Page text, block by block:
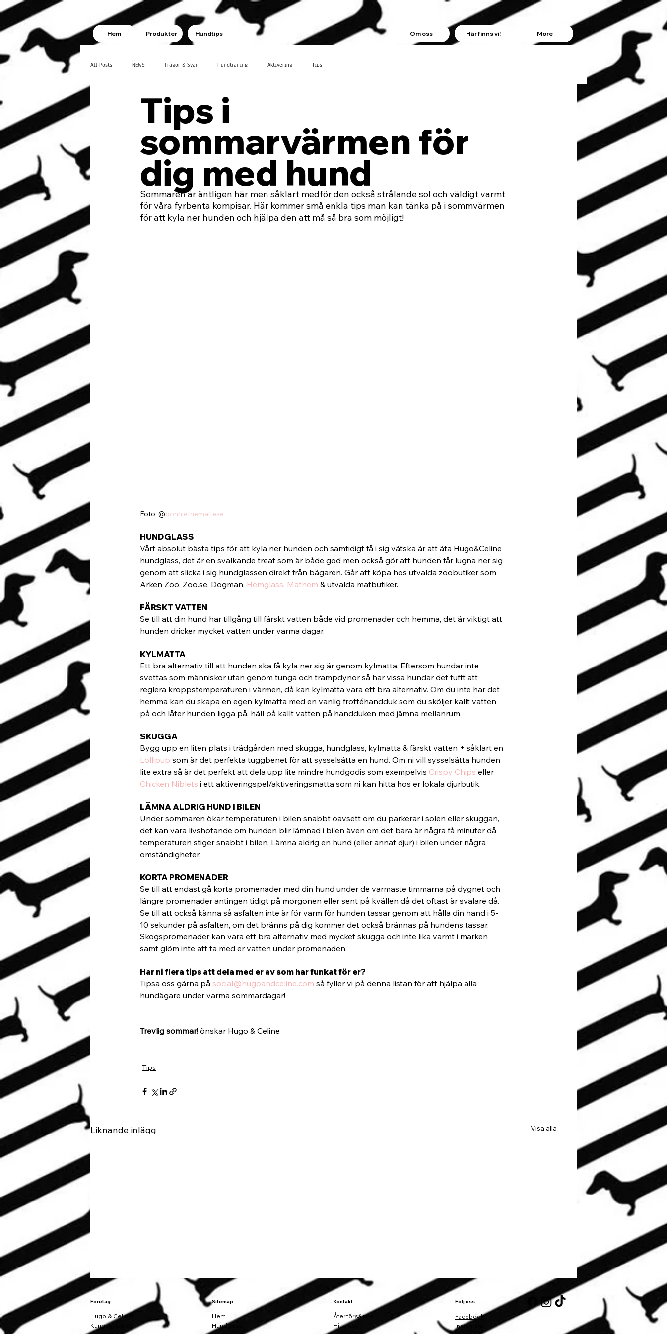
Hem Produkter Hundtips Om oss Här finns vi! More
All Posts NEWS Frågor & Svar Hundträning Aktivering Tips
Tips i
sommarvärmen för
dig med hund
Sommaren är äntligen här men såklart medför den också strålande sol och väldigt varmt
för våra fyrbenta kompisar. Här kommer små enkla tips man kan tänka på i sommvärmen
för att kyla ner hunden och hjälpa den att må så bra som möjligt!
Foto: @bonniethemaltese
HUNDGLASS
Vårt absolut bästa tips för att kyla ner hunden och samtidigt få i sig vätska är att äta Hugo&Celine
hundglass, det är en svalkande treat som är både god men också gör att hunden får lugna ner sig
genom att slicka i sig hundglassen direkt från bägaren. Går att köpa hos utvalda zoobutiker som
Arken Zoo, Zoo.se, Dogman, Hemglass, Mathem & utvalda matbutiker.
FÄRSKT VATTEN
Se till att din hund har tillgång till färskt vatten både vid promenader och hemma, det är viktigt att
hunden dricker mycket vatten under varma dagar.
KYLMATTA
Ett bra alternativ till att hunden ska få kyla ner sig är genom kylmatta. Eftersom hundar inte
svettas som människor utan genom tunga och trampdynor så har vissa hundar det tufft att
reglera kroppstemperaturen i värmen, då kan kylmatta vara ett bra alternativ. Om du inte har det
hemma kan du skapa en egen kylmatta med en vanlig frottéhandduk som du sköljer kallt vatten
på och låter hunden ligga på, häll på kallt vatten på handduken med jämna mellanrum.
SKUGGA
Bygg upp en liten plats i trädgården med skugga, hundglass, kylmatta & färskt vatten + såklart en
Lollipup som är det perfekta tuggbenet för att sysselsätta en hund. Om ni vill sysselsätta hunden
lite extra så är det perfekt att dela upp lite mindre hundgodis som exempelvis Crispy Chips eller
Chicken Niblets i ett aktiveringspel/aktiveringsmatta som ni kan hitta hos er lokala djurbutik.
LÄMNA ALDRIG HUND I BILEN
Under sommaren ökar temperaturen i bilen snabbt oavsett om du parkerar i solen eller skuggan,
det kan vara livshotande om hunden blir lämnad i bilen även om det bara är några få minuter då
temperaturen stiger snabbt i bilen. Lämna aldrig en hund (eller annat djur) i bilen under några
omständigheter.
KORTA PROMENADER
Se till att endast gå korta promenader med din hund under de varmaste timmarna på dygnet och
längre promenader antingen tidigt på morgonen eller sent på kvällen då det oftast är svalare då.
Se till att också känna så asfalten inte är för varm för hunden tassar genom att hålla din hand i 5-
10 sekunder på asfalten, om det bränns på dig kommer det också brännas på hundens tassar.
Skogspromenader kan vara ett bra alternativ med mycket skugga och inte lika varmt i marken
samt glöm inte att ta med er vatten under promenaden.
Har ni flera tips att dela med er av som har funkat för er?
Tipsa oss gärna på social@hugoandceline.com så fyller vi på denna listan för att hjälpa alla
hundägare under varma sommardagar!
Trevlig sommar! önskar Hugo & Celine
Tips
Liknande inlägg Visa alla
Företag
Hugo & Celine®
Kungsgatan 60
Sitemap
Hem
Hundglass
Kontakt
Återförsäljare
Hitta oss
Följ oss
Facebook
Instagram